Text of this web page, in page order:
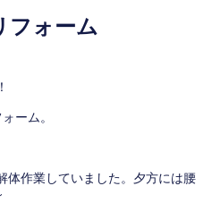
フォーム
ーム。
体作業していました。夕方には腰